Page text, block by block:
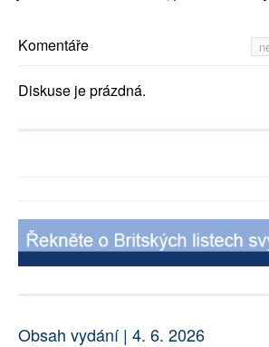
Komentáře
Diskuse je prázdná.
Obsah vydání | 4. 6. 2026